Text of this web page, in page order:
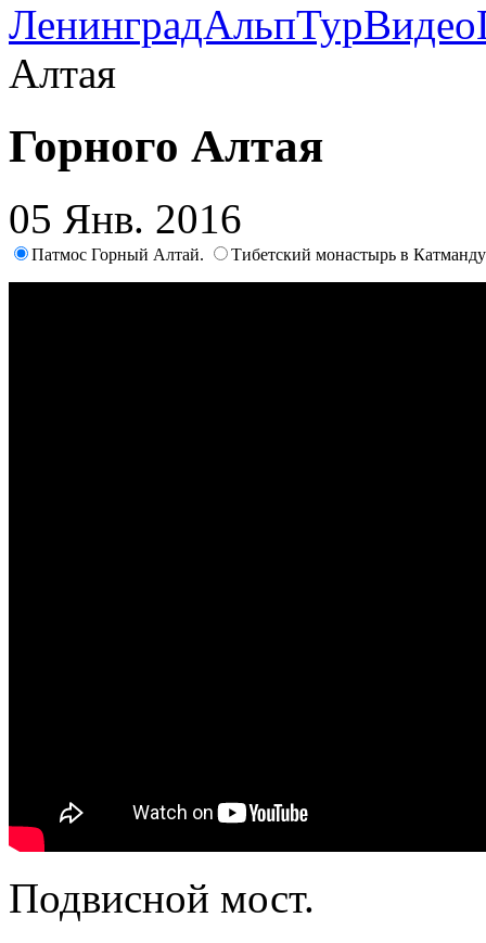
ЛенинградАльпТурВидео
Алтая
Горного Алтая
05 Янв. 2016
Патмос Горный Алтай. Тибетский монастырь в
Подвисной мост.